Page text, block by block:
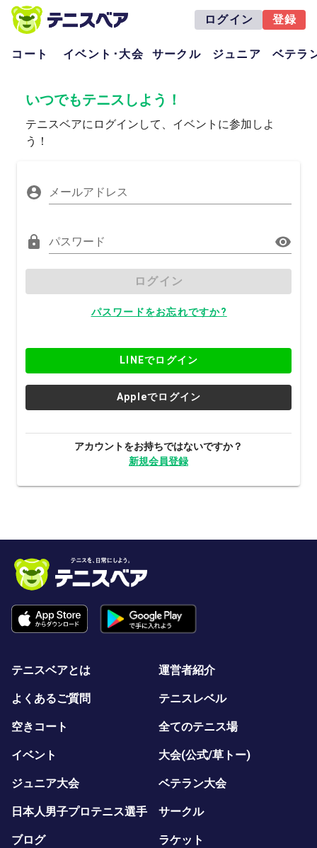
ログイン 登録
コート イベント･大会 サークル ジュニア ベテラ
いつでもテニスしよう！
テニスベアにログインして、イベントに参加しよ
う！
メールアドレス
パスワード
ログイン
パスワードをお忘れですか?
LINEでログイン
Appleでログイン
アカウントをお持ちではないですか？
新規会員登録
テニスベアとは 運営者紹介
よくあるご質問 テニスレベル
空きコート 全てのテニス場
イベント 大会(公式/草トー)
ジュニア大会 ベテラン大会
日本人男子プロテニス選手 サークル
ブログ ラケット